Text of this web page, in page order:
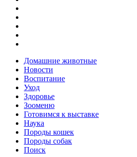
Домашние животные
Новости
Воспитание
Уход
Здоровье
Зооменю
Готовимся к выставке
Наука
Породы кошек
Породы собак
Поиск